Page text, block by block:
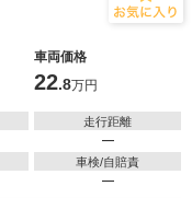
車両価格
22.8万円
走行距離
―
車検/自賠責
―